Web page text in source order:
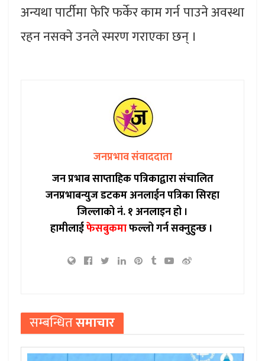
अन्यथा पार्टीमा फेरि फर्केर काम गर्न पाउने अवस्था
रहन नसक्ने उनले स्मरण गराएका छन् ।
जनप्रभाव संवाददाता
जन प्रभाब साप्ताहिक पत्रिकाद्वारा संचालित
जनप्रभाबन्युज डटकम अनलाईन पत्रिका सिरहा
जिल्लाको नं. १ अनलाइन हो ।
हामीलाईफेसबुकमाफल्लो गर्न सक्नुहुन्छ ।
सम्बन्धितसमाचार